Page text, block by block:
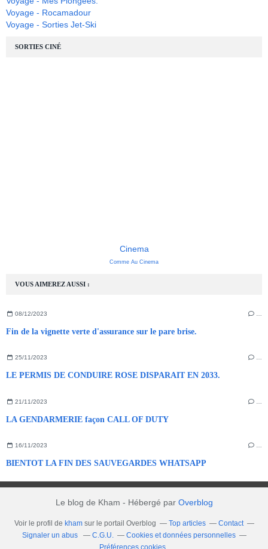
VOUS AIMEREZ AUSSI :
08/12/2023
Fin de la vignette verte d'assurance sur le pare brise.
25/11/2023
LE PERMIS DE CONDUIRE ROSE DISPARAIT EN 2033.
21/11/2023
LA GENDARMERIE façon CALL OF DUTY
16/11/2023 …
BIENTOT LA FIN DES SAUVEGARDES WHATSAPP
Voyage - Rocamadour
Voyage - Sorties Jet-Ski
SORTIES CINÉ
Cinema
Comme Au Cinema
Le blog de Kham - Hébergé par Overblog
Voir le profil de khamsur le portail Overblog Top articles
Contact
Signaler un abus
C.G.U.
Cookies et données personnelles